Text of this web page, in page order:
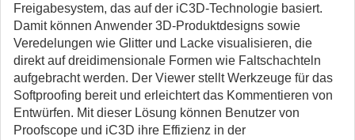
Freigabesystem, das auf der iC3D-Technologie basiert.
Damit können Anwender 3D-Produktdesigns sowie
Veredelungen wie Glitter und Lacke visualisieren, die
direkt auf dreidimensionale Formen wie Faltschachteln
aufgebracht werden. Der Viewer stellt Werkzeuge für das
Softproofing bereit und erleichtert das Kommentieren von
Entwürfen. Mit dieser Lösung können Benutzer von
Proofscope und iC3D ihre Effizienz in der